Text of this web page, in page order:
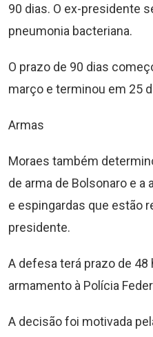
90 dias. O ex-presidente
pneumonia bacteriana.
O prazo de 90 dias
março e terminou em 25
Armas
Moraes também
de arma de Bolsonaro e
e espingardas que estão
presidente.
A defesa terá prazo de 48
armamento à Polícia
A decisão foi motivada